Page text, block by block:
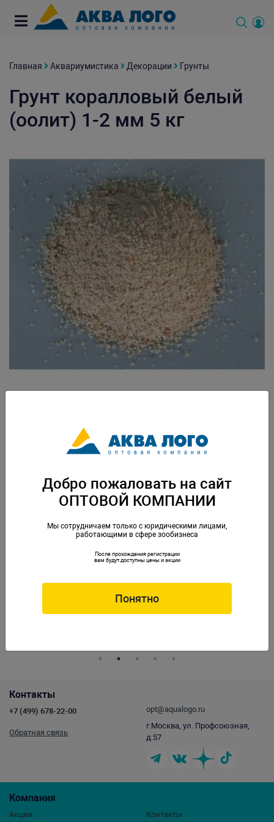
Главная Аквариумистика Декорации Грунты
Грунт коралловый белый
(оолит) 1-2 мм 5 кг
Грунт для морского аквариума. Вес: 5 кг. Упаковка: по 1 шт
Аналогичные товары
Компания
Акции
Контакты
Контакты
+7 (499) 678-22-00
Обратная связь
opt@aqualogo.ru
г.Москва, ул. Профсоюзная,
д.57
Добро пожаловать на сайт
ОПТОВОЙ КОМПАНИИ
Мы сотрудничаем только с юридическими лицами,
работающими в сфере зообизнеса
После прохождения регистрации
вам будут доступны цены и акции
Понятно